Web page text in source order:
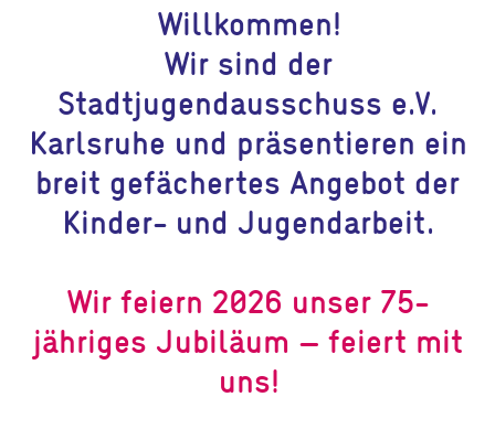
Willkommen!
Wir sind der
Stadtjugendausschuss e.V.
Karlsruhe und präsentieren ein
breit gefächertes Angebot der
Kinder- und Jugendarbeit.
Wir feiern 2026 unser 75-
jähriges Jubiläum – feiert mit
uns!